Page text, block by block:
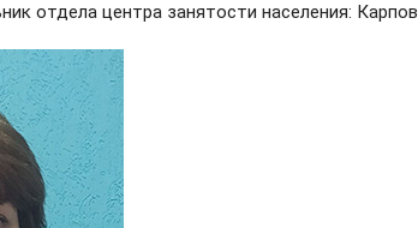
отдела центра занятости населения: